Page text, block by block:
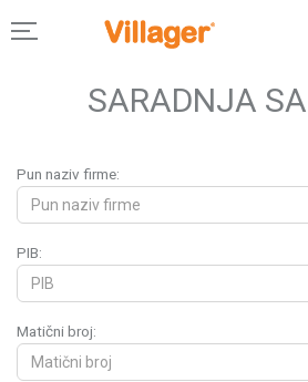
SARADNJA
Pun naziv firme:
PIB:
Matični broj: